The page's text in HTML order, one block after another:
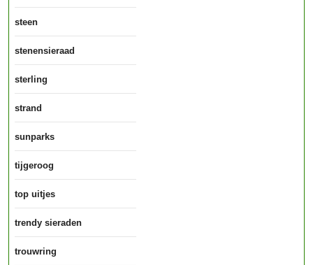
steen
stenensieraad
sterling
strand
sunparks
tijgeroog
top uitjes
trendy sieraden
trouwring